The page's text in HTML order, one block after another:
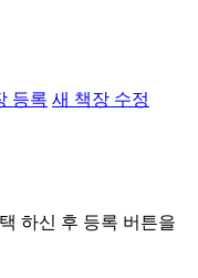
등록 새 책장 수정
하신 후 등록 버튼을